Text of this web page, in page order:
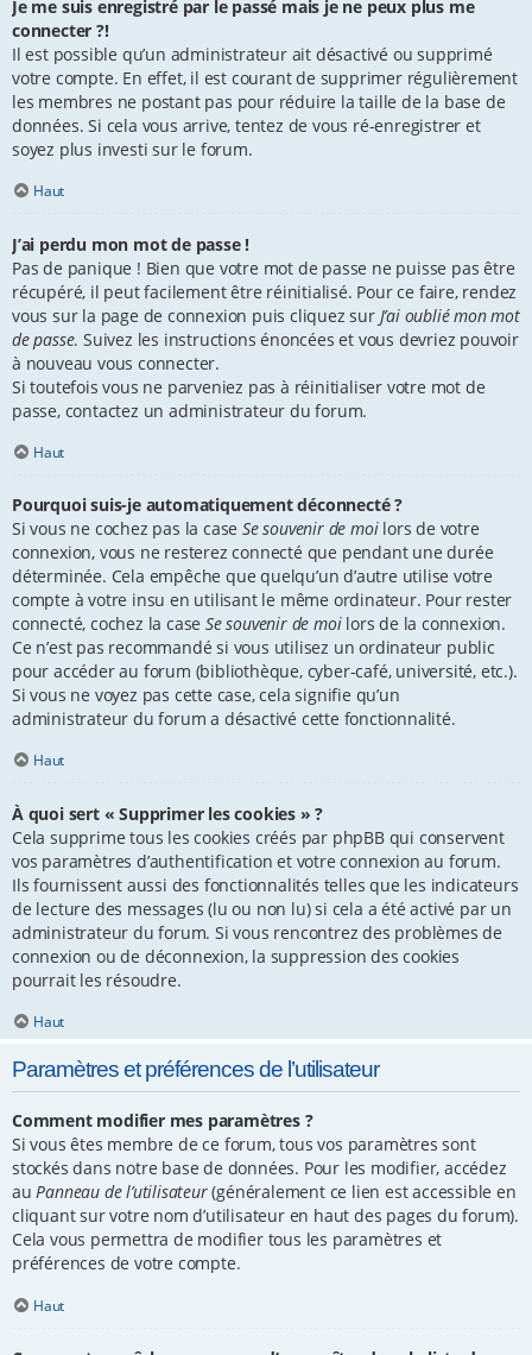
Je me suis enregistré par le passé mais je ne peux plus me
connecter ?!
Il est possible qu’un administrateur ait désactivé ou supprimé
votre compte. En effet, il est courant de supprimer régulièrement
les membres ne postant pas pour réduire la taille de la base de
données. Si cela vous arrive, tentez de vous ré-enregistrer et
soyez plus investi sur le forum.
Haut
J’ai perdu mon mot de passe !
Pas de panique ! Bien que votre mot de passe ne puisse pas être
récupéré, il peut facilement être réinitialisé. Pour ce faire, rendez
vous sur la page de connexion puis cliquez sur J’ai oublié mon mot
de passe. Suivez les instructions énoncées et vous devriez pouvoir
à nouveau vous connecter.
Si toutefois vous ne parveniez pas à réinitialiser votre mot de
passe, contactez un administrateur du forum.
Haut
Pourquoi suis-je automatiquement déconnecté ?
Si vous ne cochez pas la case Se souvenir de moilors de votre
connexion, vous ne resterez connecté que pendant une durée
déterminée. Cela empêche que quelqu’un d’autre utilise votre
compte à votre insu en utilisant le même ordinateur. Pour rester
connecté, cochez la caseSe souvenir de moilors de la connexion.
Ce n’est pas recommandé si vous utilisez un ordinateur public
pour accéder au forum (bibliothèque, cyber-café, université, etc.).
Si vous ne voyez pas cette case, cela signifie qu’un
administrateur du forum a désactivé cette fonctionnalité.
Haut
À quoi sert « Supprimer les cookies » ?
Cela supprime tous les cookies créés par phpBB qui conservent
vos paramètres d’authentification et votre connexion au forum.
Ils fournissent aussi des fonctionnalités telles que les indicateurs
de lecture des messages (lu ou non lu) si cela a été activé par un
administrateur du forum. Si vous rencontrez des problèmes de
connexion ou de déconnexion, la suppression des cookies
pourrait les résoudre.
Haut
Paramètres et préférences de l’utilisateur
Comment modifier mes paramètres ?
Si vous êtes membre de ce forum, tous vos paramètres sont
stockés dans notre base de données. Pour les modifier, accédez
auPanneau de l’utilisateur(généralement ce lien est accessible en
cliquant sur votre nom d’utilisateur en haut des pages du forum).
Cela vous permettra de modifier tous les paramètres et
préférences de votre compte.
Haut